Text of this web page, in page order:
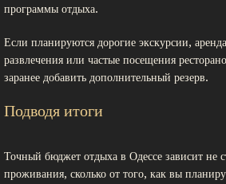
программы отдыха.
Если планируются дорогие экскурсии,
развлечения или частые посещения
заранее добавить дополнительный резерв.
Подводя итоги
Точный бюджет отдыха в Одессе зависит не
проживания, сколько от того, как вы